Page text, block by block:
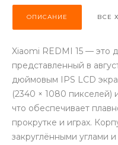
ОПИСАНИЕ ВСЕ
Xiaomi REDMI 15 — это
представленный в
дюймовым IPS LCD
(2340 × 1080 пикселей)
что обеспечивает
прокрутке и играх.
закруглёнными углами